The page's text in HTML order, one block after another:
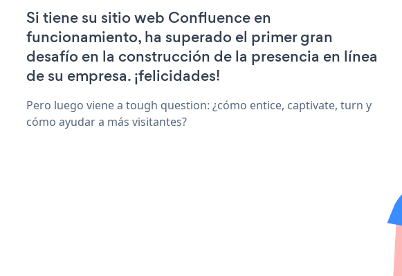
Si tiene su sitio web Confluence en
funcionamiento, ha superado el primer gran
desafío en la construcción de la presencia en línea
de su empresa. ¡felicidades!
Pero luego viene a tough question: ¿cómo entice, captivate, turn y
cómo ayudar a más visitantes?